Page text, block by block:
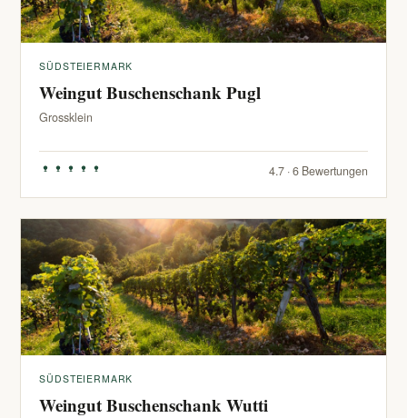
SÜDSTEIERMARK
Weingut Buschenschank Pugl
Grossklein
4.7 · 6 Bewertungen
SÜDSTEIERMARK
Weingut Buschenschank Wutti